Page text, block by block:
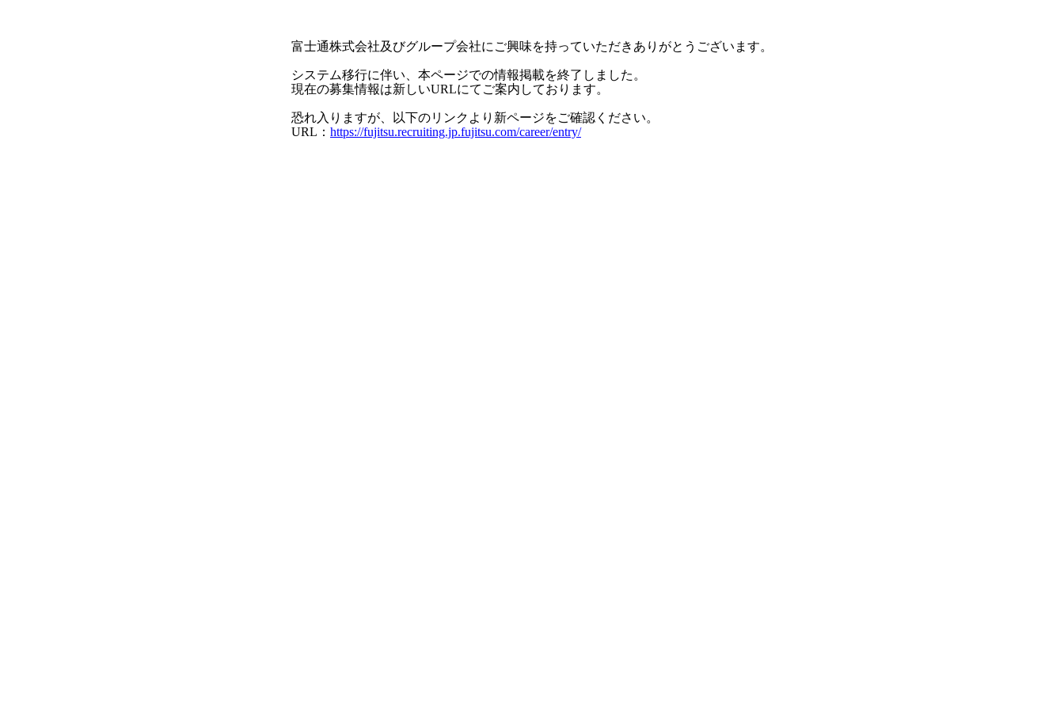
富士通株式会社及びグループ会社にご興味を持っていただきありがとうございます。
システム移行に伴い、本ページでの情報掲載を終了しました。
現在の募集情報は新しいURLにてご案内しております。
恐れ入りますが、以下のリンクより新ページをご確認ください。
URL： https://fujitsu.recruiting.jp.fujitsu.com/career/entry/